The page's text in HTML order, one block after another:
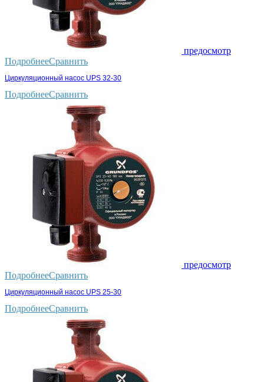
предосмотр
ПодробнееСравнить
Циркуляционный насос UPS 32-30
ПодробнееСравнить
предосмотр
ПодробнееСравнить
Циркуляционный насос UPS 25-30
ПодробнееСравнить